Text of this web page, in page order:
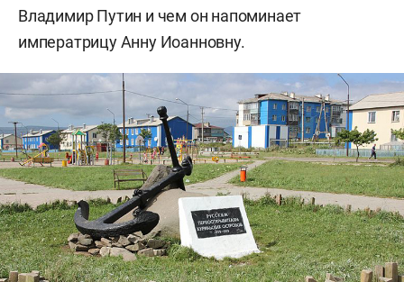
Владимир Путин и чем он напоминает
императрицу Анну Иоанновну.